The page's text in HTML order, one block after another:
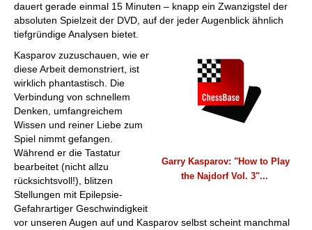
dauert gerade einmal 15 Minuten – knapp ein Zwanzigstel der
absoluten Spielzeit der DVD, auf der jeder Augenblick ähnlich
tiefgründige Analysen bietet.
Garry Kasparov: "How to Play
the Najdorf Vol. 3"...
Kasparov zuzuschauen, wie er
diese Arbeit demonstriert, ist
wirklich phantastisch. Die
Verbindung von schnellem
Denken, umfangreichem
Wissen und reiner Liebe zum
Spiel nimmt gefangen.
Während er die Tastatur
bearbeitet (nicht allzu
rücksichtsvoll!), blitzen
Stellungen mit Epilepsie-
Gefahrartiger Geschwindigkeit
vor unseren Augen auf und Kasparov selbst scheint manchmal